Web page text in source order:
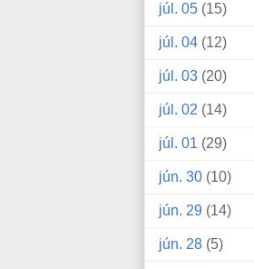
júl. 05 (15)
júl. 04 (12)
júl. 03 (20)
júl. 02 (14)
júl. 01 (29)
jún. 30 (10)
jún. 29 (14)
jún. 28 (5)